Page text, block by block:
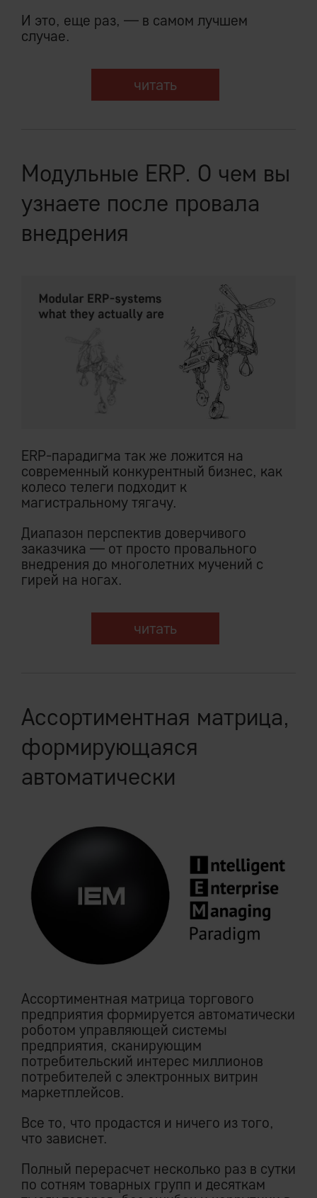
И это, еще раз, — в самом лучшем
случае.
читать
Модульные ERP. О чем вы
узнаете после провала
внедрения
ERP-парадигма так же ложится на
современный конкурентный бизнес, как
колесо телеги подходит к
магистральному тягачу.
Диапазон перспектив доверчивого
заказчика — от просто провального
внедрения до многолетних мучений с
гирей на ногах.
читать
Ассортиментная матрица,
формирующаяся
автоматически
Ассортиментная матрица торгового
предприятия формируется автоматически
роботом управляющей системы
предприятия, сканирующим
потребительский интерес миллионов
потребителей с электронных витрин
маркетплейсов.
Все то, что продастся и ничего из того,
что зависнет.
Полный перерасчет несколько раз в сутки
по сотням товарных групп и десяткам